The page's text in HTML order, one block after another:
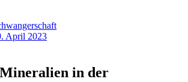
April 2023
in der